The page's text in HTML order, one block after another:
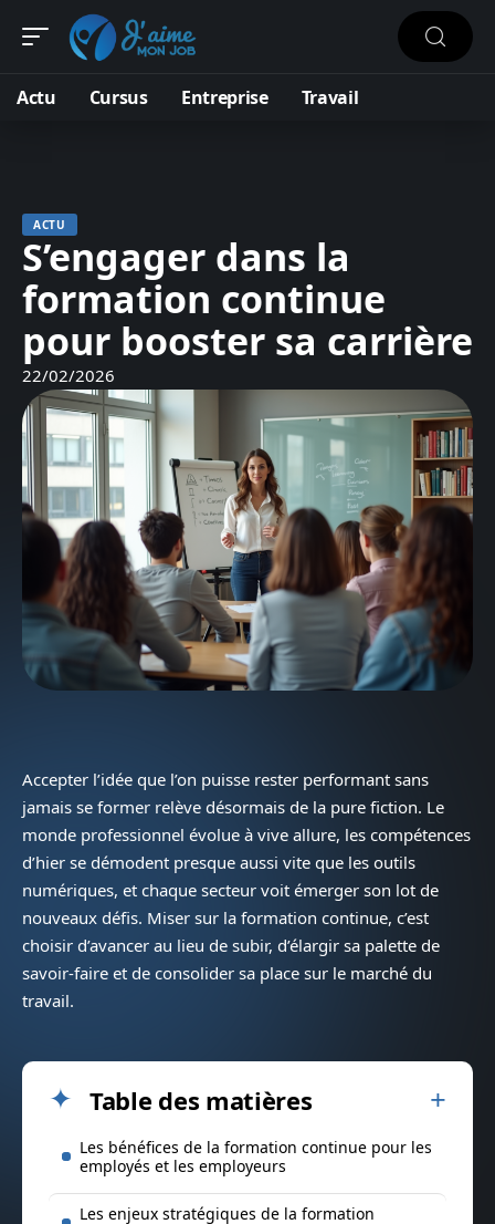
Actu Cursus Entreprise Travail
ACTU
S’engager dans la
formation continue
pour booster sa carrière
22/02/2026
Accepter l’idée que l’on puisse rester performant sans
jamais se former relève désormais de la pure fiction. Le
monde professionnel évolue à vive allure, les compétences
d’hier se démodent presque aussi vite que les outils
numériques, et chaque secteur voit émerger son lot de
nouveaux défis. Miser sur la formation continue, c’est
choisir d’avancer au lieu de subir, d’élargir sa palette de
savoir-faire et de consolider sa place sur le marché du
travail.
Table des matières
Les bénéfices de la formation continue pour les
employés et les employeurs
Les enjeux stratégiques de la formation